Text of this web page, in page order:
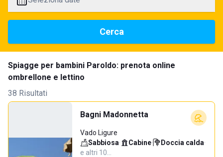
Cerca
Spiagge per bambini Paroldo: prenota online
ombrellone e lettino
38 Risultati
Bagni Madonnetta
Vado Ligure
Sabbiosa· Cabine· Doccia calda·
e altri 10…